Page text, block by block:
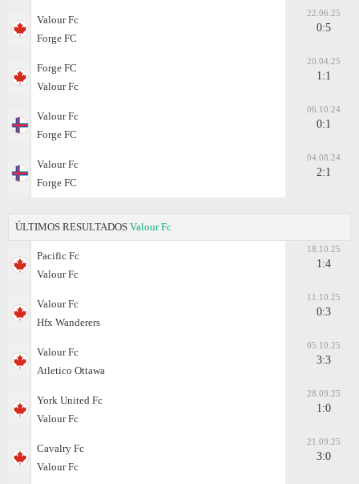
Valour Fc
Forge FC
22.06.25
0:5
Forge FC
Valour Fc
20.04.25
1:1
Valour Fc
Forge FC
06.10.24
0:1
Valour Fc
Forge FC
04.08.24
2:1
ÚLTIMOS RESULTADOS Valour Fc
Pacific Fc
Valour Fc
18.10.25
1:4
Valour Fc
Hfx Wanderers
11.10.25
0:3
Valour Fc
Atletico Ottawa
05.10.25
3:3
York United Fc
Valour Fc
28.09.25
1:0
Cavalry Fc
Valour Fc
21.09.25
3:0